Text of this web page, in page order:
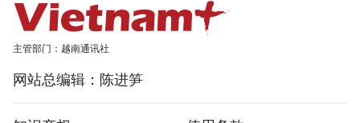
主管部门：越南通讯社
网站总编辑：陈进笋